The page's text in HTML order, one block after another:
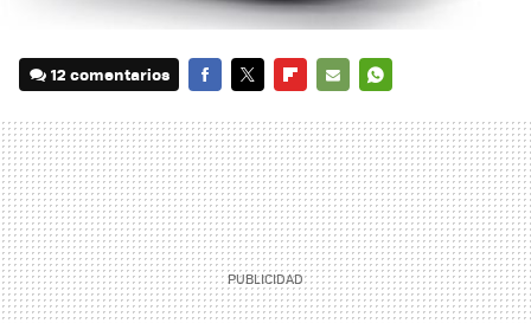
12 comentarios
MAIL